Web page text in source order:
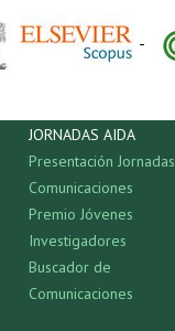
-
JORNADAS AIDA
Presentación Jornadas
Comunicaciones
Premio Jóvenes
Investigadores
Buscador de
Comunicaciones